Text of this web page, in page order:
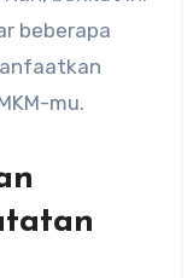
beberapa
mu.